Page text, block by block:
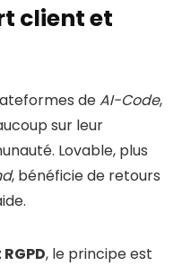
client et
deAI-Code,
sur leur
Lovable, plus
, bénéficie de retours
, le principe est